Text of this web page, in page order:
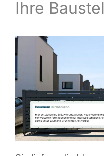
Infor­ma­ti­ves
Ihre